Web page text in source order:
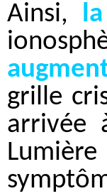
Ainsi,
grille
arrivée